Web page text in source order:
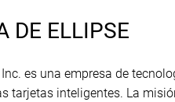
DE ELLIPSE
es una empresa de
tarjetas inteligentes. La